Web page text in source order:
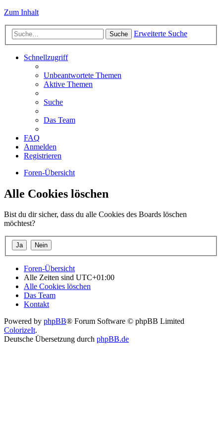
Zum Inhalt
Suche Erweiterte Suche
Schnellzugriff
Unbeantwortete Themen
Aktive Themen
Suche
Das Team
FAQ
Anmelden
Registrieren
Foren-Übersicht
Alle Cookies löschen
Bist du dir sicher, dass du alle Cookies des Boards löschen
möchtest?
Foren-Übersicht
Alle Zeiten sind UTC+01:00
Alle Cookies löschen
Das Team
Kontakt
Powered by phpBB® Forum Software © phpBB Limited
ColorizeIt.
Deutsche Übersetzung durch phpBB.de